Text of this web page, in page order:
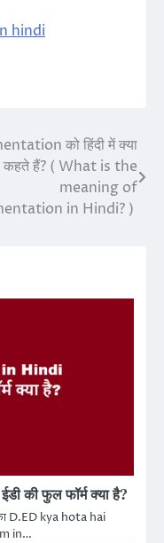
hindi
को हिंदी में क्या
कहते हैं? ( What is the
meaning of
in Hindi? )
की फुल फॉर्म क्या है?
D.ED kya hota hai
in…